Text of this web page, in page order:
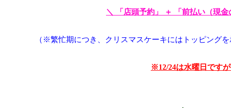
＼ 「店頭予約」 ＋ 「前払い（現
（※繁忙期につき、クリスマスケーキにはトッピング
※12/24は水曜日です